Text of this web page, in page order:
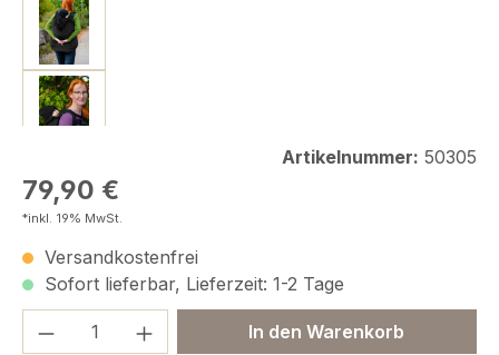
Artikelnummer: 50305
Regulärer Preis:
79,90 €
*inkl. 19% MwSt.
Versandkostenfrei
Sofort lieferbar, Lieferzeit: 1-2 Tage
Produkt Anzahl: Gib denIn den Warenkorb